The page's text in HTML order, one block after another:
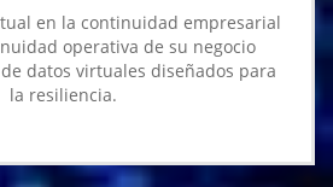
en la continuidad empresarial
operativa de su negocio
datos virtuales diseñados para
la resiliencia.